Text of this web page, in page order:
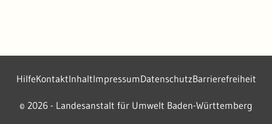
2026 - Landesanstalt für Umwelt Baden-Württemberg
HilfeKontaktInhaltImpressumDatenschutzBarrierefreiheit